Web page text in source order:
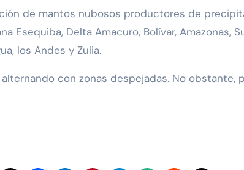
de mantos nubosos productores de
Esequiba, Delta Amacuro, Bolívar, Amazonas,
los Andes y Zulia.
con zonas despejadas. No obstante,